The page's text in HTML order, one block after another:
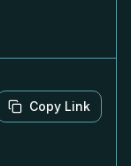
Copy Link